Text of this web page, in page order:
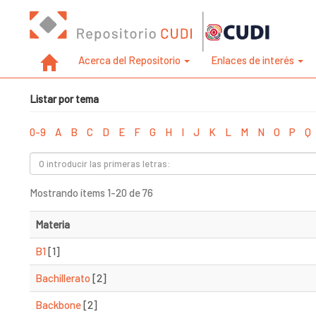
Acerca del Repositorio Enlaces de interés
Listar por tema
0-9 A B C D E F G H I J K L M N O P Q
Mostrando ítems 1-20 de 76
Materia
B1[1]
Bachillerato [2]
Backbone[2]